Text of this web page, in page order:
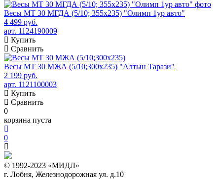
Весы МТ 30 МГДА (5/10; 355х235) "Олимп 1ур авто"
4 499 руб.
арт. 1124190009
Купить
Сравнить
Весы МТ 30 МЖА (5/10;300x235) "Алтын Тарази"
2 199 руб.
арт. 1121100003
Купить
Сравнить
0
корзина пуста
0
© 1992-2023 «МИДЛ»
г. Лобня, Железнодорожная ул. д.10